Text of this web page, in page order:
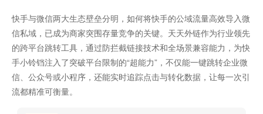
快手与微信两大生态壁垒分明，如何将快手的公域流量高效导入微
信私域，已成为商家突围存量竞争的关键。天天外链作为行业领先
的跨平台跳转工具，通过防拦截链接技术和全场景兼容能力，为快
手小铃铛注入了突破平台限制的“超能力”，不仅能一键跳转企业微
信、公众号或小程序，还能实时追踪点击与转化数据，让每一次引
流都精准可衡量。